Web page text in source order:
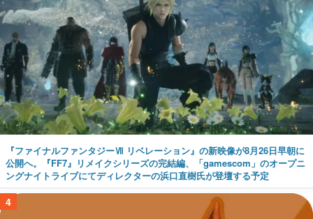
『ファイナルファンタジーⅦ リベレーション』の新映像が8月26日早朝に
公開へ。『FF7』リメイクシリーズの完結編、「gamescom」のオープニ
ングナイトライブにてディレクターの浜口直樹氏が登壇する予定
4